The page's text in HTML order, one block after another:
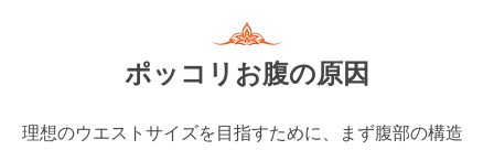
ポッコリお腹の原因
理想のウエストサイズを目指すために、まず腹部の構造